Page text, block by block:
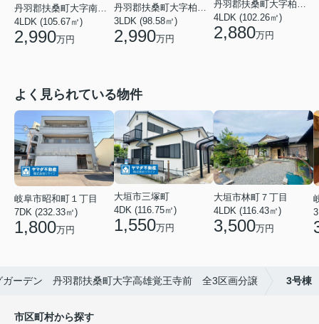
丹羽郡扶桑町大字南山名字本郷
4LDK (105.67㎡)
2,990万円
3LDK (98.58㎡)
2,990万円
4LDK (102.26㎡)
2,880万円
よく見られている物件
岐阜市昭和町１丁目
7DK (232.33㎡)
1,800万円
大垣市三塚町
4DK (116.75㎡)
1,550万円
大垣市林町７丁目
4LDK (116.43㎡)
3,500万円
ガーデン 丹羽郡扶桑町大字高雄覚王寺前 全3区画分譲 3号棟
市区町村から探す